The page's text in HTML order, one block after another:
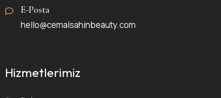
E-Posta
hello@cemalsahinbeauty.com
Hizmetlerimiz